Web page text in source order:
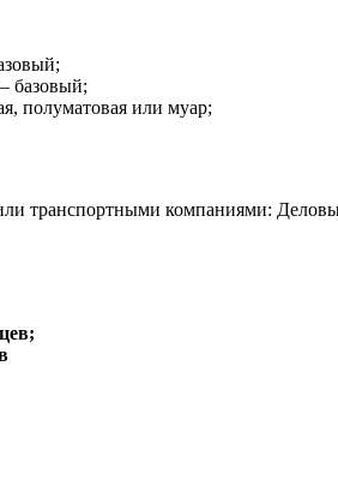
базовый;
полуматовая или муар;
транспортными компаниями: